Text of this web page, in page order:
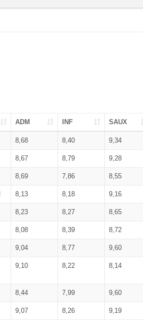
ADM INF SAUX
8,68 8,40 9,34
8,67 8,79 9,28
8,69 7,86 8,55
8,13 8,18 9,16
8,23 8,27 8,65
8,08 8,39 8,72
9,04 8,77 9,60
9,10 8,22 8,14
8,44 7,99 9,60
9,07 8,26 9,19